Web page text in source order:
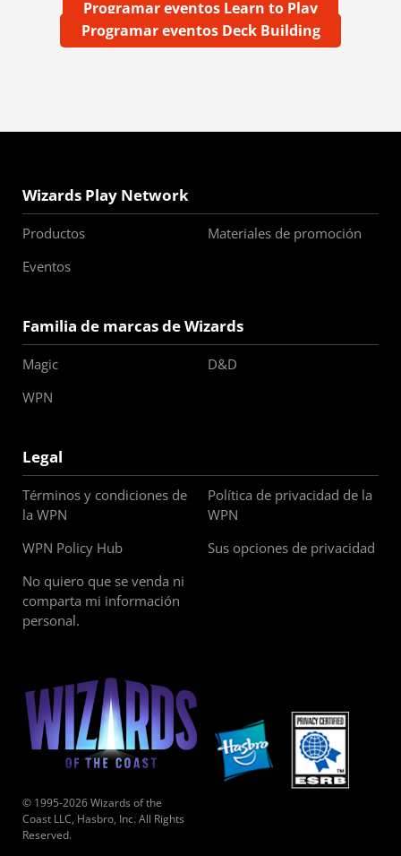
Programar eventos Learn to Play
Programar eventos Deck Building
Wizards Play Network
Productos
Materiales de promoción
Eventos
Familia de marcas de Wizards
Magic
D&D
WPN
Legal
Términos y condiciones de
la WPN
Política de privacidad de la
WPN
WPN Policy Hub
Sus opciones de privacidad
No quiero que se venda ni
comparta mi información
personal.
© 1995-2026 Wizards of the
Coast LLC, Hasbro, Inc. All Rights
Reserved.